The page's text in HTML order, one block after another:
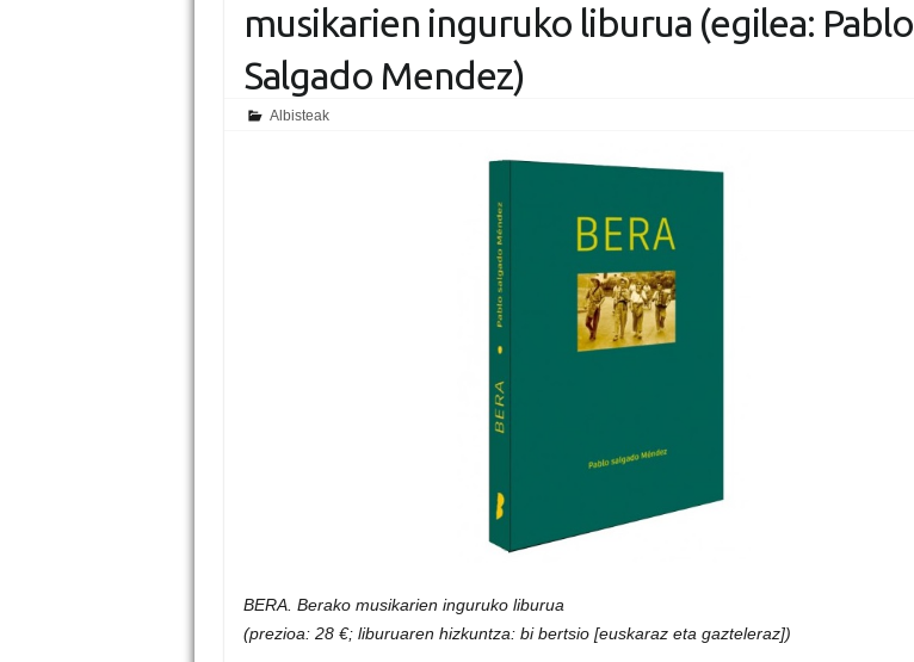
musikarien inguruko liburua (egilea: Pablo
Salgado Mendez)
Albisteak
BERA. Berako musikarien inguruko liburua
(prezioa: 28 €; liburuaren hizkuntza: bi bertsio [euskaraz eta gazteleraz])